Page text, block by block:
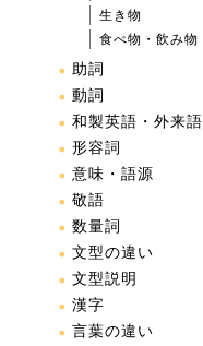
生き物
食べ物・飲み物
助詞
動詞
和製英語・外来語
形容詞
意味・語源
敬語
数量詞
文型の違い
文型説明
漢字
言葉の違い